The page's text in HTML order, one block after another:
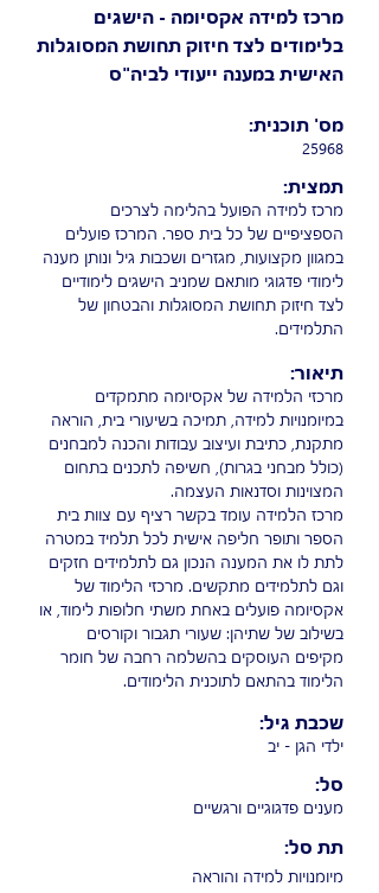
מרכז למידה אקסיומה - הישגים
בלימודים לצד חיזוק תחושת המסוגלות
האישית במענה ייעודי לביה"ס
25968
מרכז למידה הפועל בהלימה לצרכים
הספציפיים של כל בית ספר. המרכז פועלים
במגוון מקצועות, מגזרים ושכבות גיל ונותן מענה
לימודי פדגוגי מותאם שמניב הישגים לימודיים
לצד חיזוק תחושת המסוגלות והבטחון של
התלמידים.
מרכזי הלמידה של אקסיומה מתמקדים
במיומנויות למידה, תמיכה בשיעורי בית, הוראה
מתקנת, כתיבת ועיצוב עבודות והכנה למבחנים
(כולל מבחני בגרות), חשיפה לתכנים בתחום
המצוינות וסדנאות העצמה.
מרכז הלמידה עומד בקשר רציף עם צוות בית
הספר ותופר חליפה אישית לכל תלמיד במטרה
לתת לו את המענה הנכון גם לתלמידים חזקים
וגם לתלמידים מתקשים. מרכזי הלימוד של
אקסיומה פועלים באחת משתי חלופות לימוד, או
בשילוב של שתיהן: שעורי תגבור וקורסים
מקיפים העוסקים בהשלמה רחבה של חומר
הלימוד בהתאם לתוכנית הלימודים.
ילדי הגן - יב
מענים פדגוגיים ורגשיים
מיומנויות למידה והוראה
מס' תוכנית:
תמצית:
תיאור:
שכבת גיל:
סל:
תת סל: